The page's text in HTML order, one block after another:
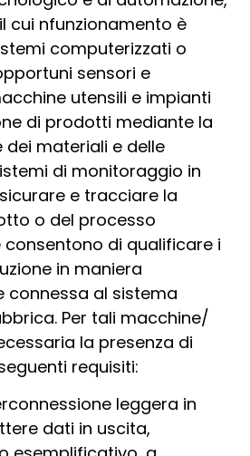
cui nfunzionamento è
computerizzati o
sensori e
utensili e impianti
di prodotti mediante la
materiali e delle
di monitoraggio in
e tracciare la
o del processo
di qualificare i
in maniera
connessa al sistema
Per tali macchine/
la presenza di
requisiti:
leggera in
dati in uscita,